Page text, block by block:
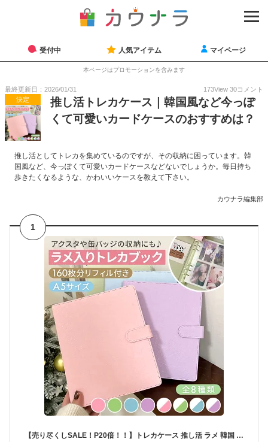
受付中 人気アイテム マイページ
本ページはプロモーションを含みます
最終更新日：2026/01/31 173View 30コメント
決定
推し活トレカケース｜韓国風など今っぽ
くて可愛いカードケースのおすすめは？
推し活としてトレカを集めているのですが、その収納に困っています。韓
国風など、今っぽくて可愛いカードケースなどないでしょうか。毎日持ち
歩きたくなるような、かわいいケースを教えて下さい。
カウナラ編集部
1
【売り尽くしSALE！P20倍！！】トレカケース 推し活 ラメ 韓国 可愛い かわいい 収納 A5 4ポケット トレカ バインダー トレカ ケース 大容量 チェキ 推し活手帳 キラキラ オタ活 カードフォルダー リフィル アイドル デコ